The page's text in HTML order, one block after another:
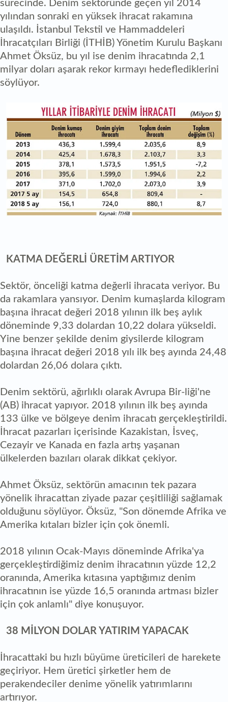
sürecinde. Denim sektöründe geçen yıl 2014
yılından sonraki en yüksek ihracat rakamına
ulaşıldı. İstanbul Tekstil ve Hammaddeleri
İhracatçıları Birliği (İTHİB) Yönetim Kurulu Başkanı
Ahmet Öksüz, bu yıl ise denim ihracatında 2,1
milyar doları aşarak rekor kırmayı hedeflediklerini
söylüyor.
KATMA DEĞERLİ ÜRETİM ARTIYOR
Sektör, önceliği katma değerli ihracata veriyor. Bu
da rakamlara yansıyor. Denim kumaşlarda kilogram
başına ihracat değeri 2018 yılının ilk beş aylık
döneminde 9,33 dolardan 10,22 dolara yükseldi.
Yine benzer şekilde denim giysilerde kilogram
başına ihracat değeri 2018 yılı ilk beş ayında 24,48
dolardan 26,06 dolara çıktı.
Denim sektörü, ağırlıklı olarak Avrupa Bir-liği'ne
(AB) ihracat yapıyor. 2018 yılının ilk beş ayında
133 ülke ve bölgeye denim ihracatı gerçekleştirildi.
İhracat pazarları içerisinde Kazakistan, İsveç,
Cezayir ve Kanada en fazla artış yaşanan
ülkelerden bazıları olarak dikkat çekiyor.
Ahmet Öksüz, sektörün amacının tek pazara
yönelik ihracattan ziyade pazar çeşitliliği sağlamak
olduğunu söylüyor. Öksüz, "Son dönemde Afrika ve
Amerika kıtaları bizler için çok önemli.
2018 yılının Ocak-Mayıs döneminde Afrika'ya
gerçekleştirdiğimiz denim ihracatının yüzde 12,2
oranında, Amerika kıtasına yaptığımız denim
ihracatının ise yüzde 16,5 oranında artması bizler
için çok anlamlı" diye konuşuyor.
38 MİLYON DOLAR YATIRIM YAPACAK
İhracattaki bu hızlı büyüme üreticileri de harekete
geçiriyor. Hem üretici şirketler hem de
perakendeciler denime yönelik yatırımlarını
artırıyor.